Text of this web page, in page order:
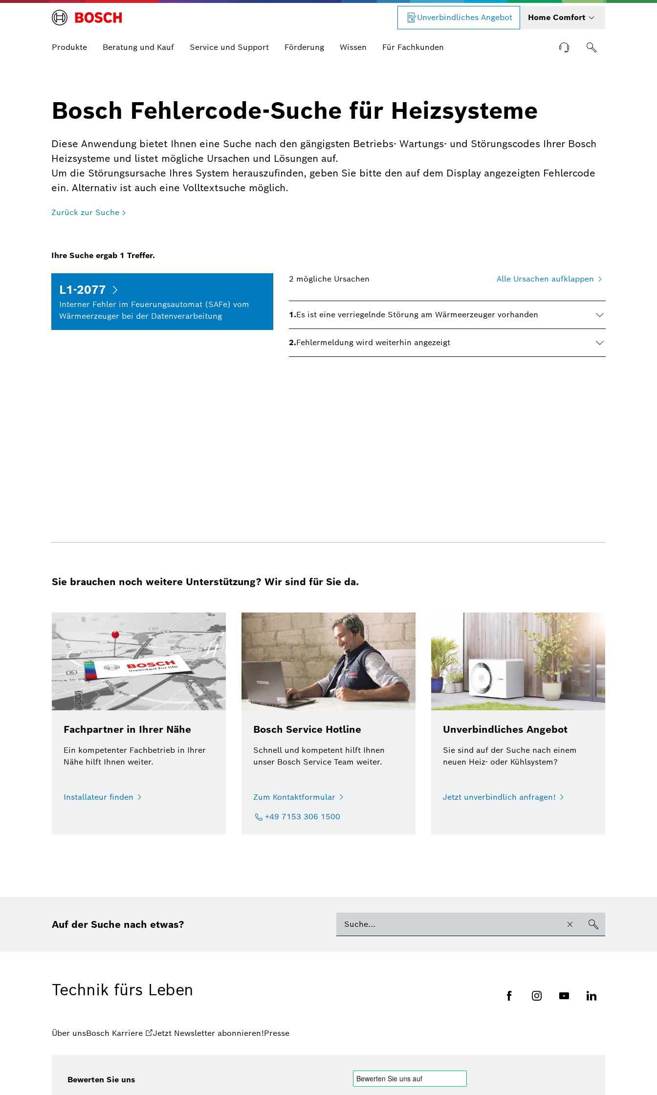
Unverbindliches Angebot Home Comfort
Produkte Beratung und Kauf Service und Support Förderung Wissen Für Fachkunden
Bosch Fehlercode-Suche für Heizsysteme
Diese Anwendung bietet Ihnen eine Suche nach den gängigsten Betriebs- Wartungs- und Störungscodes Ihrer Bosch
Heizsysteme und listet mögliche Ursachen und Lösungen auf.
Um die Störungsursache Ihres System herauszufinden, geben Sie bitte den auf dem Display angezeigten Fehlercode
ein. Alternativ ist auch eine Volltextsuche möglich.
Zurück zur Suche
Ihre Suche ergab 1 Treffer.
L1-2077
Interner Fehler im Feuerungsautomat (SAFe) vom
Wärmeerzeuger bei der Datenverarbeitung
2 mögliche Ursachen Alle Ursachen aufklappen
1.Es ist eine verriegelnde Störung am Wärmeerzeuger vorhanden
2.Fehlermeldung wird weiterhin angezeigt
Sie brauchen noch weitere Unterstützung? Wir sind für Sie da.
Fachpartner in Ihrer Nähe
Ein kompetenter Fachbetrieb in Ihrer
Nähe hilft Ihnen weiter.
Installateur finden
Bosch Service Hotline
Schnell und kompetent hilft Ihnen
unser Bosch Service Team weiter.
Zum Kontaktformular
+49 7153 306 1500
Unverbindliches Angebot
Sie sind auf der Suche nach einem
neuen Heiz- oder Kühlsystem?
Jetzt unverbindlich anfragen!
Auf der Suche nach etwas?
Technik fürs Leben
Über unsBosch Karriere Jetzt Newsletter abonnieren!Presse
Bewerten Sie uns